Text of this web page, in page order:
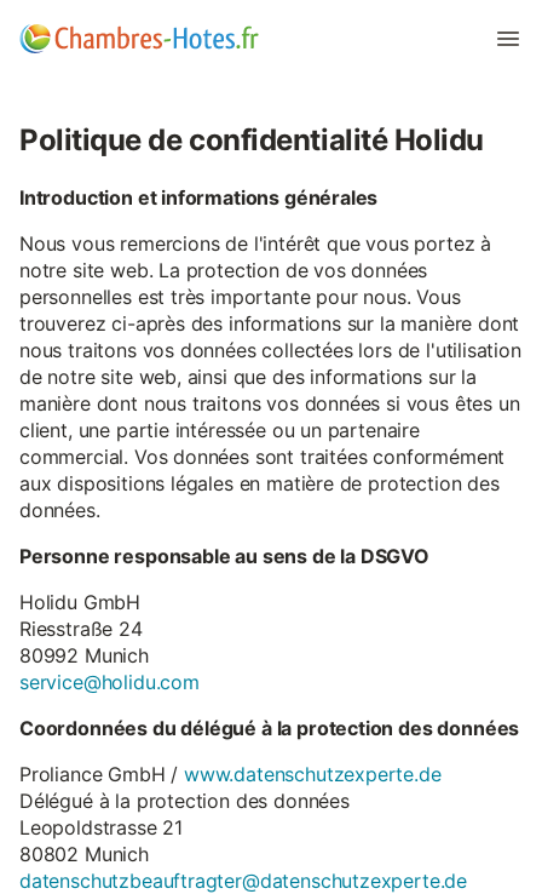
Politique de confidentialité Holidu
Introduction et informations générales
Nous vous remercions de l'intérêt que vous portez à
notre site web. La protection de vos données
personnelles est très importante pour nous. Vous
trouverez ci-après des informations sur la manière dont
nous traitons vos données collectées lors de l'utilisation
de notre site web, ainsi que des informations sur la
manière dont nous traitons vos données si vous êtes un
client, une partie intéressée ou un partenaire
commercial. Vos données sont traitées conformément
aux dispositions légales en matière de protection des
données.
Personne responsable au sens de la DSGVO
Holidu GmbH
Riesstraße 24
80992 Munich
service@holidu.com
Coordonnées du délégué à la protection des données
Proliance GmbH /www.datenschutzexperte.de
Délégué à la protection des données
Leopoldstrasse 21
80802 Munich
datenschutzbeauftragter@datenschutzexperte.de